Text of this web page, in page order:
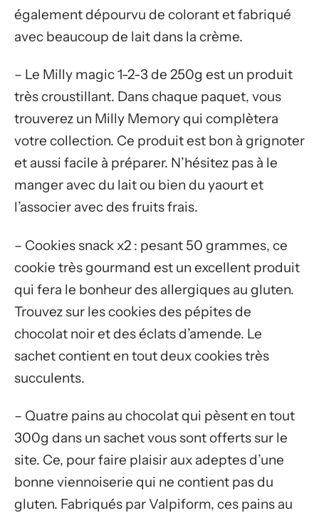
également dépourvu de colorant et fabriqué
avec beaucoup de lait dans la crème.
– Le Milly magic 1-2-3 de 250g est un produit
très croustillant. Dans chaque paquet, vous
trouverez un Milly Memory qui complètera
votre collection. Ce produit est bon à grignoter
et aussi facile à préparer. N’hésitez pas à le
manger avec du lait ou bien du yaourt et
l’associer avec des fruits frais.
– Cookies snack x2 : pesant 50 grammes, ce
cookie très gourmand est un excellent produit
qui fera le bonheur des allergiques au gluten.
Trouvez sur les cookies des pépites de
chocolat noir et des éclats d’amende. Le
sachet contient en tout deux cookies très
succulents.
– Quatre pains au chocolat qui pèsent en tout
300g dans un sachet vous sont offerts sur le
site. Ce, pour faire plaisir aux adeptes d’une
bonne viennoiserie qui ne contient pas du
gluten. Fabriqués par Valpiform, ces pains au